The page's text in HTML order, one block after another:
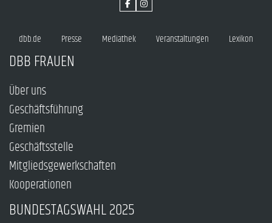
dbb.de Presse Mediathek Veranstaltungen Lexikon
DBB FRAUEN
Über uns
Geschäftsführung
Gremien
Geschäftsstelle
Mitgliedsgewerkschaften
Kooperationen
BUNDESTAGSWAHL 2025